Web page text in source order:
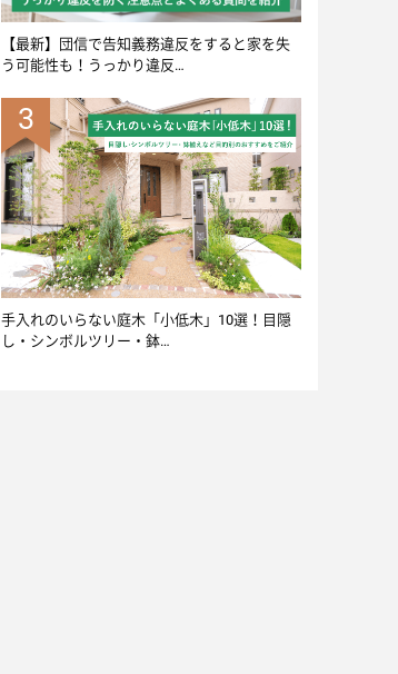
【最新】団信で告知義務違反をすると家を失
う可能性も！うっかり違反…
3
手入れのいらない庭木「小低木」10選！目隠
し・シンボルツリー・鉢…